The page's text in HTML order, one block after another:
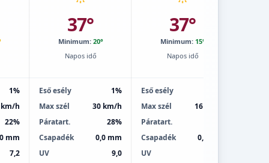
1%
h
22%
mm
7,2
37°
Minimum: 20°
Napos idő
Eső esély
1%
Max szél
30 km/h
Páratart.
28%
Csapadék
0,0 mm
UV
9,0
37°
Minimum: 15°
Napos idő
Eső esély
Max szél
16 km/h
Páratart.
Csapadék
0,0 mm
UV